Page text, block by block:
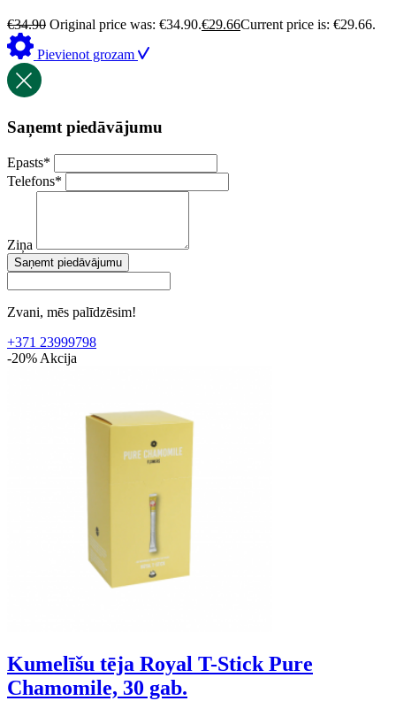
€34.90 Original price was: €34.90.€29.66Current price is: €29.66.
Pievienot grozam
Saņemt piedāvājumu
Epasts*
Telefons*
Ziņa
Saņemt piedāvājumu
Zvani, mēs palīdzēsim!
+371 23999798
-20% Akcija
Kumelīšu tēja Royal T-Stick Pure
Chamomile, 30 gab.